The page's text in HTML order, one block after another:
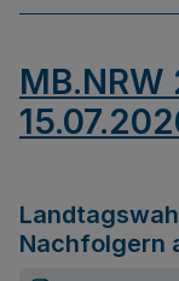
MB.NRW
Nachfolgern